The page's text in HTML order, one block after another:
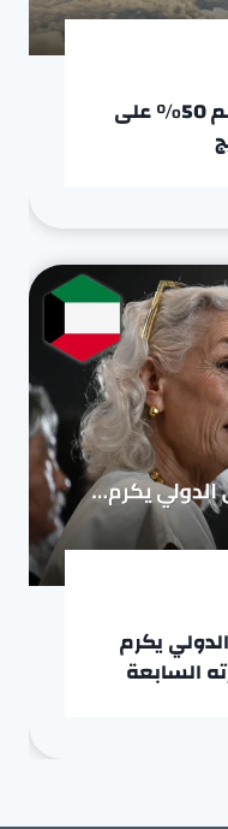
طيران الجزيرة يعلن عن خصم 50% على
يكرم
السابعة